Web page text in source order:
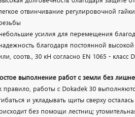
отвинчивание регулировочной
усилия для перемещения
благодаря постоянной
соотв., 30 кН согласно EN 1065 - класс
выполнение работ с земли без
правило, работы с Dokadek 30
и укладывать щиты сверху
без помощи лестниц;